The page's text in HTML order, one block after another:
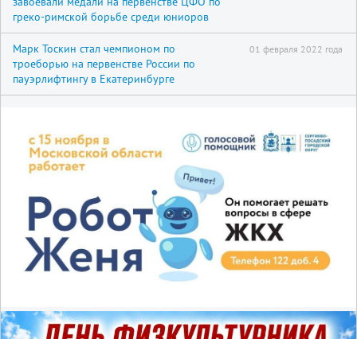
греко-римской борьбе среди юниоров
Марк Тоскин стал чемпионом по
троеборью на первенстве России по
пауэрлифтингу в Екатеринбурге
01 февраля 2022 года